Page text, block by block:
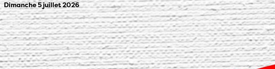
Dimanche 5 juillet 2026